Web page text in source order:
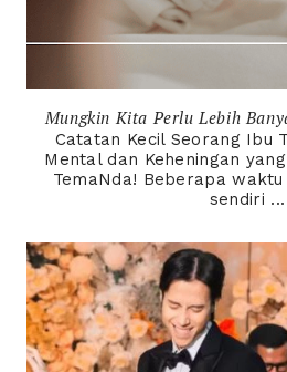
Mungkin Kita Perlu Lebih
Catatan Kecil Seorang Ibu
Mental dan Keheningan
TemaNda! Beberapa
sendiri ...